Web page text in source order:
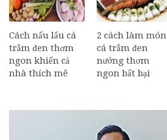
Cách nấu lẩu cá
trắm đen thơm
ngon khiến cả
nhà thích mê
2 cách làm món
cá trắm đen
nướng thơm
ngon bất bại